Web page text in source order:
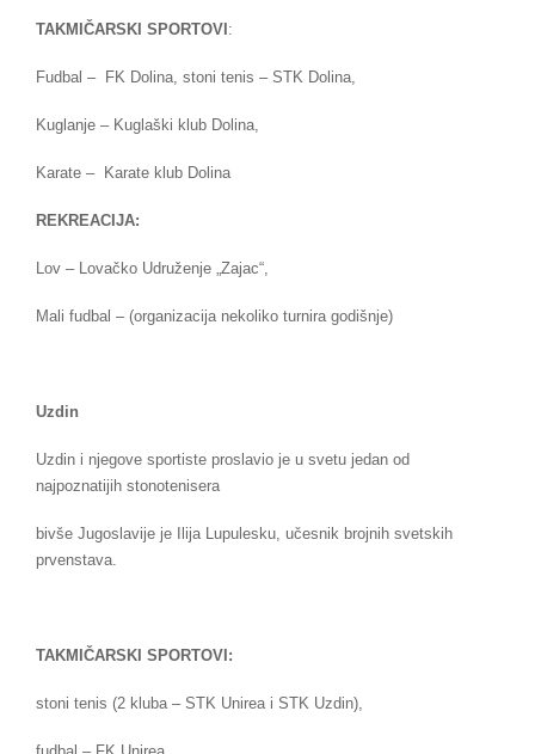
TAKMIČARSKI SPORTOVI :
Fudbal – FK Dolina, stoni tenis – STK Dolina,
Kuglanje – Kuglaški klub Dolina,
Karate – Karate klub Dolina
REKREACIJA:
Lov – Lovačko Udruženje „Zajac“,
Mali fudbal – (organizacija nekoliko turnira godišnje)
Uzdin
Uzdin i njegove sportiste proslavio je u svetu jedan od
najpoznatijih stonotenisera
bivše Jugoslavije je Ilija Lupulesku, učesnik brojnih svetskih
prvenstava.
TAKMIČARSKI SPORTOVI:
stoni tenis (2 kluba – STK Unirea i STK Uzdin),